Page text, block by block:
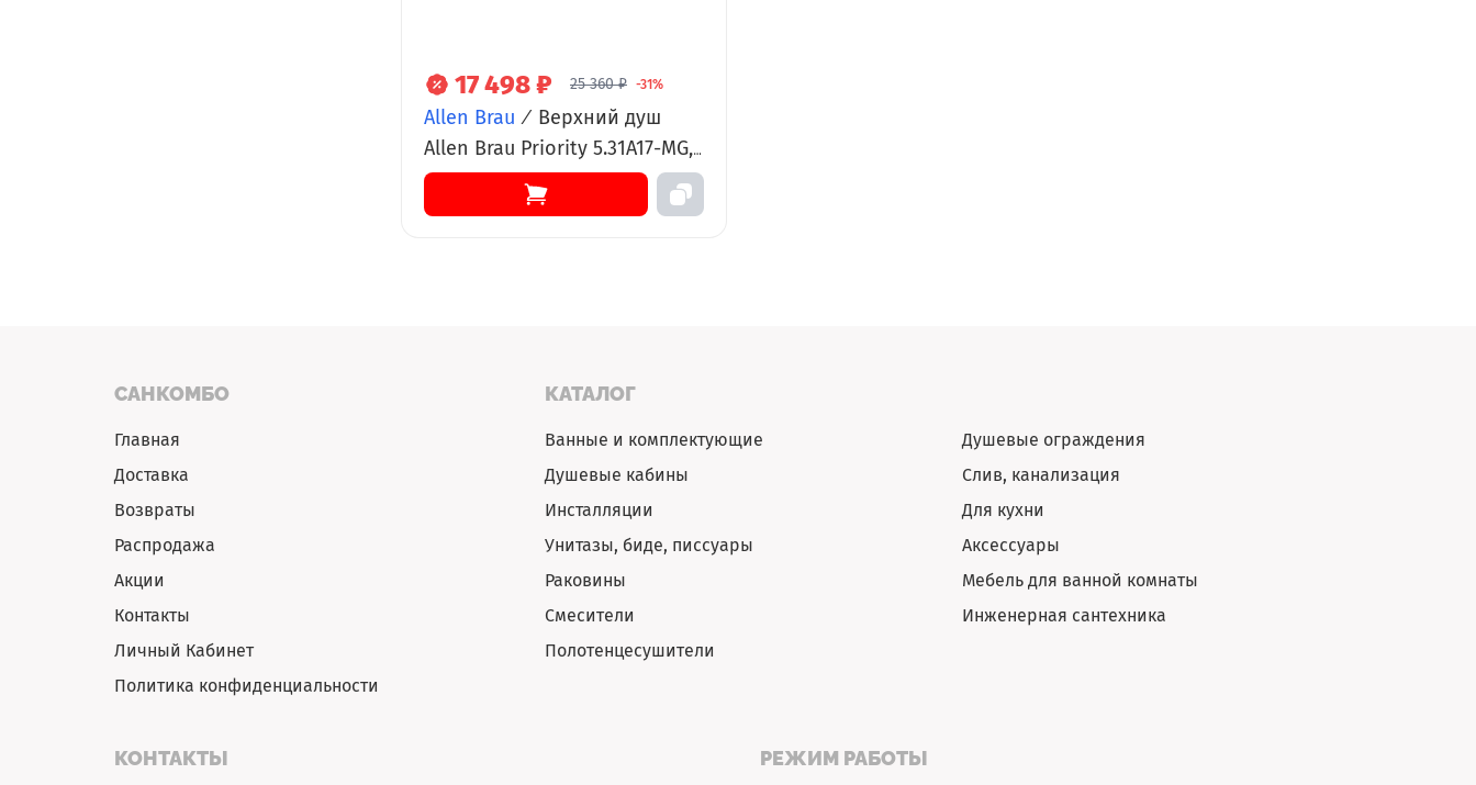
17 498 ₽ 25 360 ₽ -31%
Allen Brau / Верхний душ
Allen Brau Priority 5.31A17-MG,
30 см, с держателем, графит
брашированный
САНКОМБО
Главная
Доставка
Возвраты
Распродажа
Акции
Контакты
Личный Кабинет
Политика конфиденциальности
КАТАЛОГ
Ванные и комплектующие
Душевые кабины
Инсталляции
Унитазы, биде, писсуары
Раковины
Смесители
Полотенцесушители
Душевые ограждения
Слив, канализация
Для кухни
Аксессуары
Мебель для ванной комнаты
Инженерная сантехника
КОНТАКТЫ РЕЖИМ РАБОТЫ